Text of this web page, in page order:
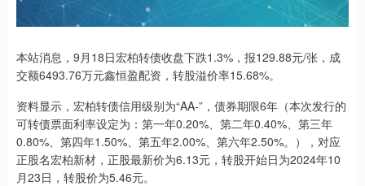
本站消息，9月18日宏柏转债收盘下跌1.3%，报129.88元/张，成
交额6493.76万元鑫恒盈配资，转股溢价率15.68%。
资料显示，宏柏转债信用级别为“AA-”，债券期限6年（本次发行的
可转债票面利率设定为：第一年0.20%、第二年0.40%、第三年
0.80%、第四年1.50%、第五年2.00%、第六年2.50%。），对应
正股名宏柏新材，正股最新价为6.13元，转股开始日为2024年10
月23日，转股价为5.46元。